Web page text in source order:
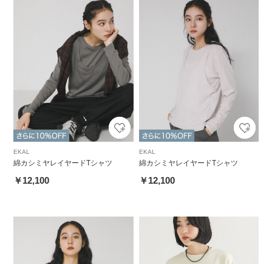
EKAL
綿カシミヤレイヤードTシャツ
￥12,100
EKAL
綿カシミヤレイヤードTシャツ
￥12,100